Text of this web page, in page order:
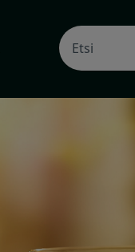
Search
for: